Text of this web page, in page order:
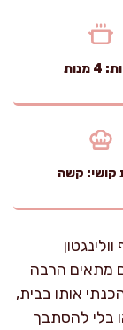
מנות
קושי: קשה
מתאים הרבה
אותו בבית,
בלי להסתבך